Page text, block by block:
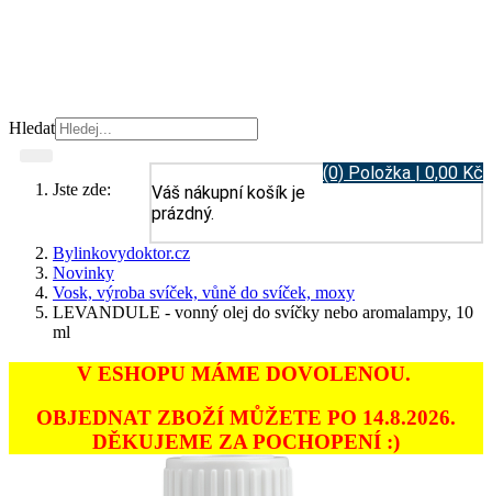
Hledat
(0) Položka | 0,00 Kč
Váš nákupní košík je
prázdný.
Jste zde:
Bylinkovydoktor.cz
Novinky
Vosk, výroba svíček, vůně do svíček, moxy
LEVANDULE - vonný olej do svíčky nebo aromalampy, 10
ml
V ESHOPU MÁME DOVOLENOU.
OBJEDNAT ZBOŽÍ MŮŽETE PO 14.8.2026.
DĚKUJEME ZA POCHOPENÍ :)